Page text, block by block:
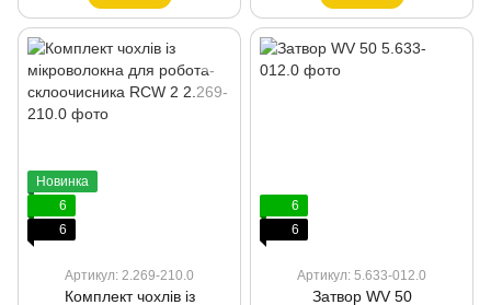
Новинка
6
6
Артикул: 2.269-210.0
Комплект чохлів із
6
6
Артикул: 5.633-012.0
Затвор WV 50